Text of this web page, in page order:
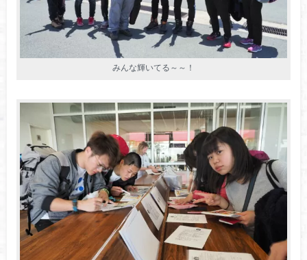
みんな輝いてる～～！